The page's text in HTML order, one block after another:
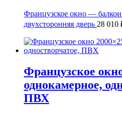
Французское окно —
двухсторонняя дверь 28 010
Французское
однокамерное,
ПВХ